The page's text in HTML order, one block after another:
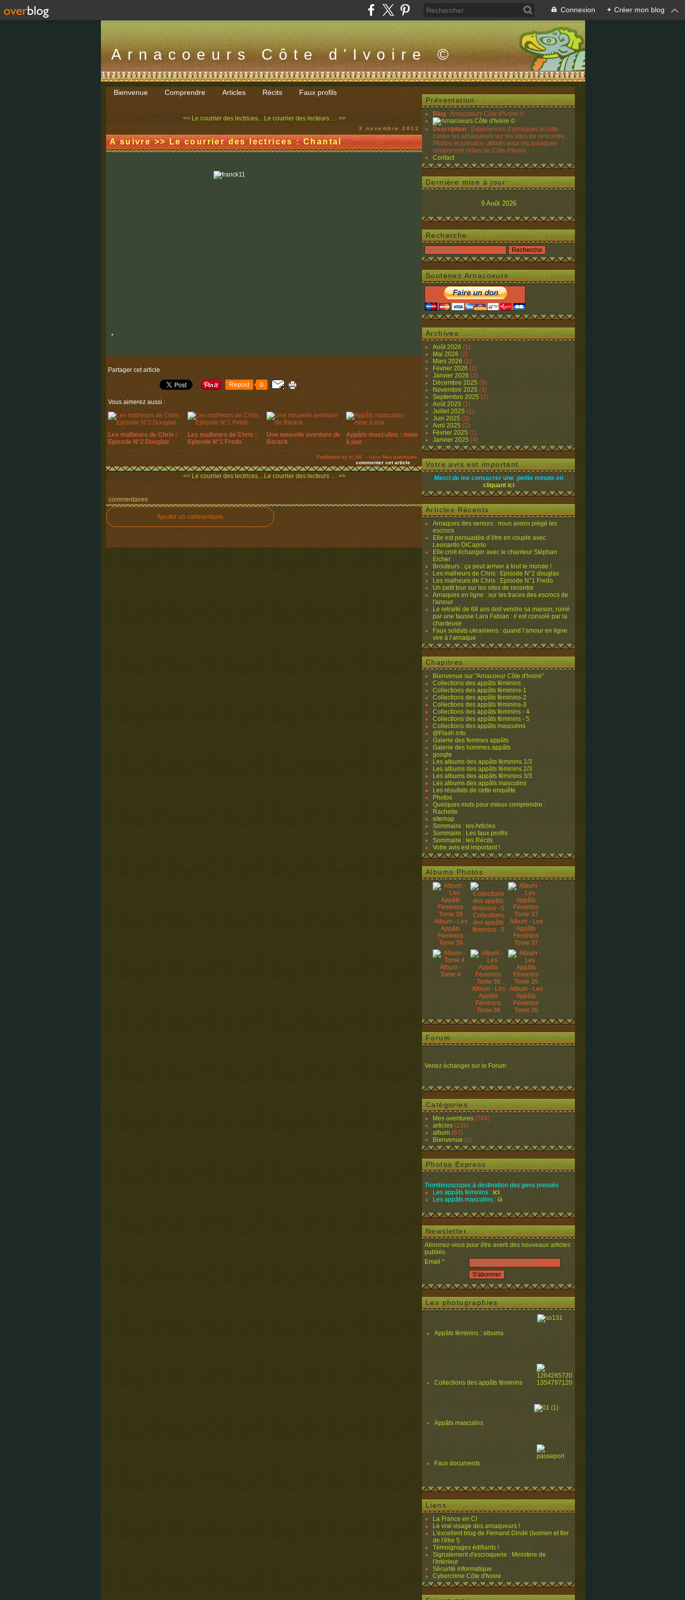
Connexion + Créer mon blog
Arnacoeurs Côte d'Ivoire ©
Bienvenue Comprendre Articles Récits Faux profils
<< Le courrier des lectrices... Le courrier des lecteurs :... >>
3 novembre 2012
A suivre >> Le courrier des lectrices : Chantal
*
Partager cet article
Repost 0
Vous aimerez aussi :
Les malheurs de Chris :
Episode N°2 Douglas
Les malheurs de Chris :
Episode N°1 Fredo
Une nouvelle aventure de
Barack
Appâts masculins : mise
à jour
Published by hl_66 - dans Mes aventures
commenter cet article
<< Le courrier des lectrices... Le courrier des lecteurs :... >>
commentaires
Ajouter un commentaire
Présentation
Blog : Arnacoeurs Côte d'Ivoire ©
Description : Expériences d'arnaques et lutte
contre les arnaqueurs sur les sites de rencontre.
Photos et pseudos utilisés pour les arnaques
notamment celles de Côte d'Ivoire
Contact
Dernière mise à jour
9 Août 2026
Recherche
Soutenez Arnacoeurs
Archives
Août 2026 (1)
Mai 2026 (2)
Mars 2026 (1)
Février 2026 (1)
Janvier 2026 (2)
Décembre 2025 (3)
Novembre 2025 (4)
Septembre 2025 (1)
Août 2025 (1)
Juillet 2025 (1)
Juin 2025 (3)
Avril 2025 (2)
Février 2025 (1)
Janvier 2025 (4)
Votre avis est important
Merci de me consacrer une petite minute en
cliquant ici
Articles Récents
Arnaques des seniors : nous avons piégé les
escrocs
Elle est persuadée d’être en couple avec
Leonardo DiCaprio
Elle croit échanger avec le chanteur Stéphan
Eicher
Brouteurs : ça peut arriver à tout le monde !
Les malheurs de Chris : Episode N°2 douglas
Les malheurs de Chris : Episode N°1 Fredo
Un petit tour sur les sites de recontre
Arnaques en ligne : sur les traces des escrocs de
l'amour
Le retraité de 68 ans doit vendre sa maison, ruiné
par une fausse Lara Fabian : il est consolé par la
chanteuse
Faux soldats ukrainiens : quand l’amour en ligne
vire à l’arnaque
Chapitres
Bienvenue sur "Arnacoeur Côte d'Ivoire"
Collections des appâts féminins
Collections des appâts féminins-1
Collections des appâts féminins-2
Collections des appâts féminins-3
Collections des appâts féminins - 4
Collections des appâts féminins - 5
Collections des appâts masculins
@Flash info
Galerie des femmes appâts
Galerie des hommes appâts
google
Les albums des appâts féminins 1/3
Les albums des appâts féminins 2/3
Les albums des appâts féminins 3/3
Les albums des appâts masculins
Les résultats de cette enquête
Photos
Quelques mots pour mieux comprendre :
Rachelle
sitemap
Sommaire : les Articles
Sommaire : Les faux profils
Sommaire : les Récits
Votre avis est important !
Albums Photos
Album - Les
Appâts
Féminins
Tome 39
Collections
des appâts
féminins - 5
Album - Les
Appâts
Féminins
Tome 37
Album -
Tome 4
Album - Les
Appâts
Féminins
Tome 36
Album - Les
Appâts
Féminins
Tome 35
Forum
Venez échanger sur le Forum
Catégories
Mes aventures (784)
articles (159)
album (67)
Bienvenue (2)
Photos Express
Trombinoscopes à destination des gens pressés
Les appâts féminins : ici
Les appâts masculins : là
Newsletter
Abonnez-vous pour être averti des nouveaux articles
publiés.
Email
Les photographies
Appâts féminins : albums
Collections des appâts féminins
Appâts masculins
Faux documents
Liens
La France en CI
Le vrai visage des arnaqueurs !
L'excellent blog de Fernand Dindé (Ivoirien et fier
de l'être !)
Témoignages édifiants !
Signalement d'escroquerie : Ministère de
l'Intérieur
Sécurité informatique
Cybercrime Côte d'Ivoire